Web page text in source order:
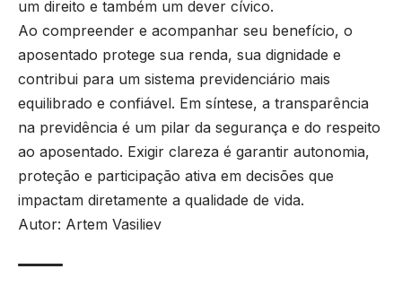
um direito e também um dever cívico.
Ao compreender e acompanhar seu benefício, o
aposentado protege sua renda, sua dignidade e
contribui para um sistema previdenciário mais
equilibrado e confiável. Em síntese, a transparência
na previdência é um pilar da segurança e do respeito
ao aposentado. Exigir clareza é garantir autonomia,
proteção e participação ativa em decisões que
impactam diretamente a qualidade de vida.
Autor: Artem Vasiliev